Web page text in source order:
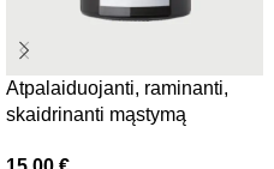
Atpalaiduojanti, raminanti,
skaidrinanti mąstymą